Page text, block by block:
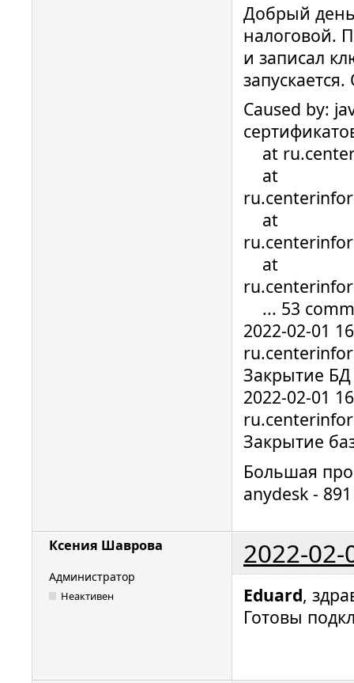
Добрый
налоговой.
и записал
Caused by:
at
at
at
at
... 53
2022-02-01
Закрытие БД
2022-02-01
Закрытие
Большая
anydesk -
Ксения Шаврова 2022-02-
Администратор
Неактивен Eduard,
Готовы